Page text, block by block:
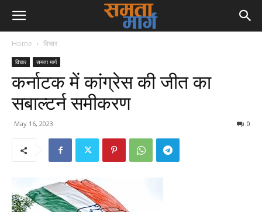
Home विचार
विचार समता मार्ग
कर्नाटक में कांग्रेस की जीत का
सबाल्टर्न समीकरण
May 16, 2023 0